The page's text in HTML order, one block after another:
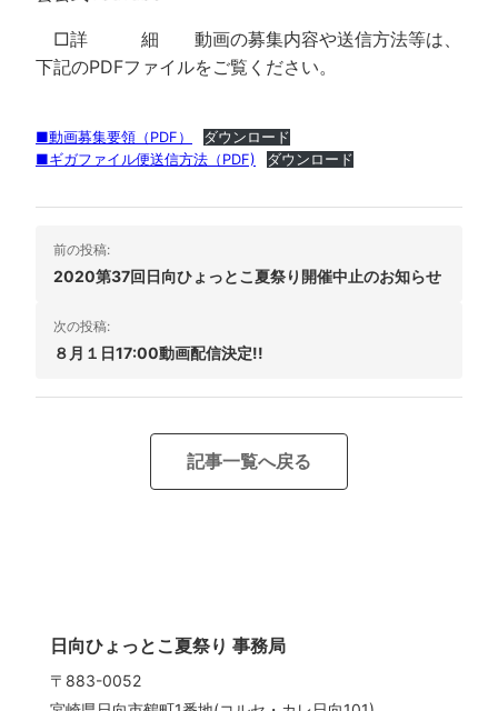
□詳 細 動画の募集内容や送信方法等は、
下記のPDFファイルをご覧ください。
■動画募集要領（PDF）
ダウンロード
■ギガファイル便送信方法（PDF)
ダウンロード
投
稿
ナ
ビ
前の投稿:
2020第37回日向ひょっとこ夏祭り開催中止のお知らせ
次の投稿:
８月１日17:00動画配信決定!!
記事一覧へ戻る
日向ひょっとこ夏祭り 事務局
〒883-0052